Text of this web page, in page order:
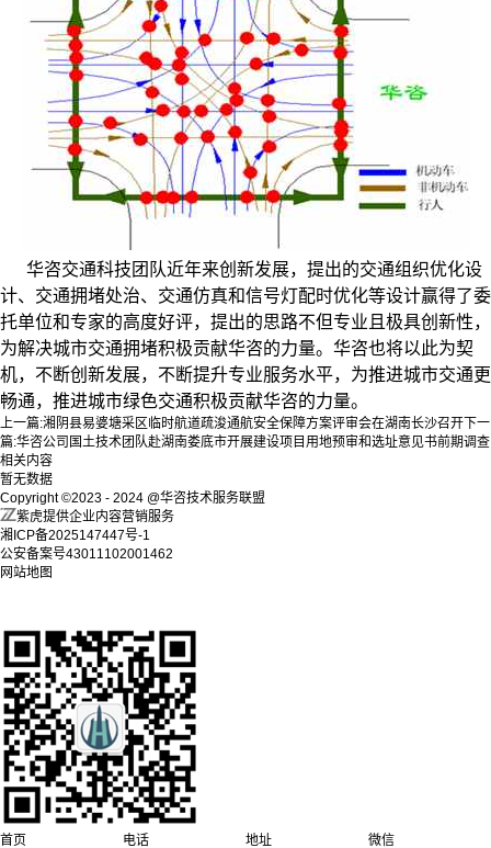
华咨交通科技团队近年来创新发展，提出的交通组织优化设
计、交通拥堵处治、交通仿真和信号灯配时优化等设计赢得了委
托单位和专家的高度好评，提出的思路不但专业且极具创新性，
为解决城市交通拥堵积极贡献华咨的力量。华咨也将以此为契
机，不断创新发展，不断提升专业服务水平，为推进城市交通更
畅通，推进城市绿色交通积极贡献华咨的力量。
上一篇:湘阴县易婆塘采区临时航道疏浚通航安全保障方案评审会在湖南长沙召开 下一
篇:华咨公司国土技术团队赴湖南娄底市开展建设项目用地预审和选址意见书前期调查
相关内容
暂无数据
Copyright ©2023 - 2024 @华咨技术服务联盟
紫虎提供企业内容营销服务
湘ICP备2025147447号-1
公安备案号43011102001462
网站地图
首页 电话 地址 微信